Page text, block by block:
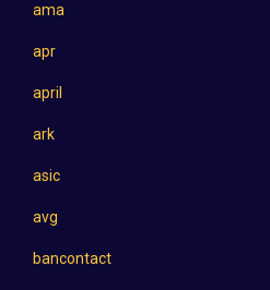
ama
apr
april
ark
asic
avg
bancontact